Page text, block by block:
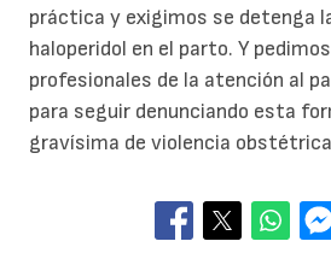
práctica y exigimos se detenga
haloperidol en el parto. Y
profesionales de la atención al
para seguir denunciando esta
gravísima de violencia